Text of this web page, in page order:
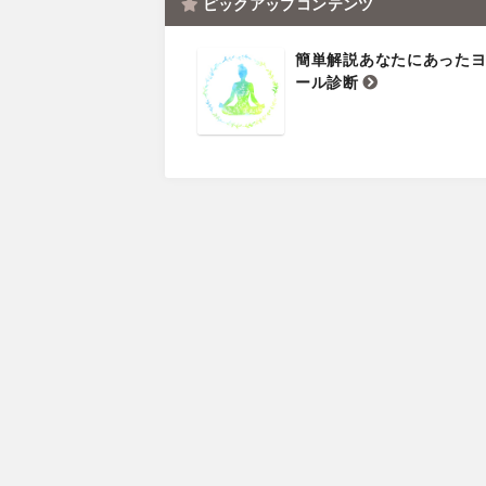
ピックアップコンテンツ
簡単解説あなたにあった
ール診断